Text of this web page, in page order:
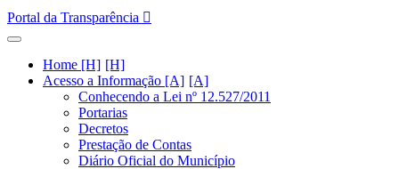
Portal da Transparência
Home [H]
Acesso a Informação [A]
Conhecendo a Lei nº 12.527/2011
Portarias
Decretos
Prestação de Contas
Diário Oficial do Município